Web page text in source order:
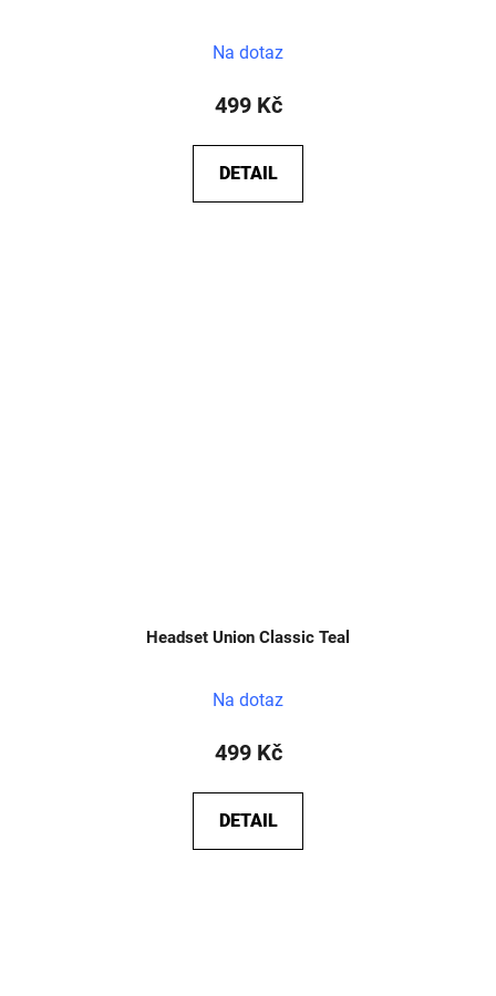
Na dotaz
499 Kč
DETAIL
Headset Union Classic Teal
Na dotaz
499 Kč
DETAIL